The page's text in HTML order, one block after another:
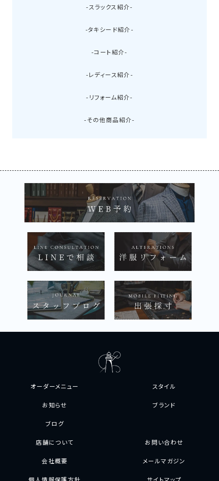
-スラックス紹介-
-タキシード紹介-
-コート紹介-
-レディース紹介-
-リフォーム紹介-
-その他商品紹介-
オーダーメニュー
お知らせ
ブログ
スタイル
ブランド
店舗について
会社概要
お問い合わせ
メールマガジン